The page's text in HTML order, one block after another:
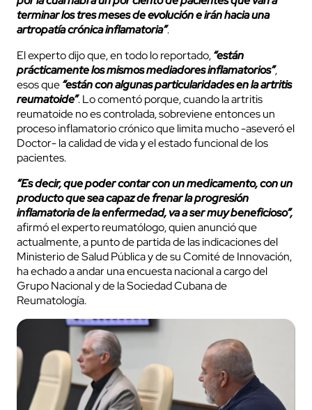
terminar los tres meses de evolución e irán hacia una
artropatía crónica inflamatoria”.
El experto dijo que, en todo lo reportado,“están
prácticamente los mismos mediadores inflamatorios”,
esos que“están con algunas particularidades en la artritis
reumatoide”. Lo comentó porque, cuando la artritis
reumatoide no es controlada, sobreviene entonces un
proceso inflamatorio crónico que limita mucho -aseveró el
Doctor- la calidad de vida y el estado funcional de los
pacientes.
“Es decir, que poder contar con un medicamento, con un
producto que sea capaz de frenar la progresión
inflamatoria de la enfermedad, va a ser muy beneficioso”,
afirmó el experto reumatólogo, quien anunció que
actualmente, a punto de partida de las indicaciones del
Ministerio de Salud Pública y de su Comité de Innovación,
ha echado a andar una encuesta nacional a cargo del
Grupo Nacional y de la Sociedad Cubana de
Reumatología.